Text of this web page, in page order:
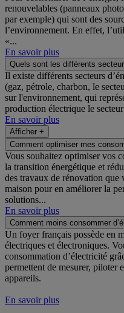
renouvelables (panneaux
par exemple) qui sont des
l’environnement. En effet,
«...
En savoir plus
Quels sont les différents
Il existe différents secteurs
(gaz, pétrole, charbon, le
sur l'environnement, qui
production électrique le
En savoir plus
Afficher +
Comment optimiser mes
Vous souhaitez optimiser vos
la transition énergétique et
des travaux de rénovation que
maison pour en améliorer la
solutions...
En savoir plus
Comment moins consommer
Un foyer français possède en
électriques et électroniques.
consommation d’électricité
permettent de mesurer, piloter
appareils.
En savoir plus